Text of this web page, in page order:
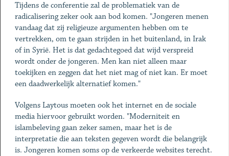
Tijdens de conferentie zal de problematiek van de
radicalisering zeker ook aan bod komen. "Jongeren menen
vandaag dat zij religieuze argumenten hebben om te
vertrekken, om te gaan strijden in het buitenland, in Irak
of in Syrië. Het is dat gedachtegoed dat wijd verspreid
wordt onder de jongeren. Men kan niet alleen maar
toekijken en zeggen dat het niet mag of niet kan. Er moet
een daadwerkelijk alternatief komen."
Volgens Laytous moeten ook het internet en de sociale
media hiervoor gebruikt worden. "Moderniteit en
islambeleving gaan zeker samen, maar het is de
interpretatie die aan teksten gegeven wordt die belangrijk
is. Jongeren komen soms op de verkeerde websites terecht.